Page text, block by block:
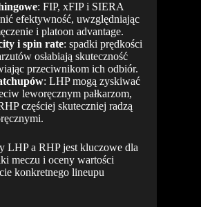
: FIP, xFIP i SIERA
efektywność, uwzględniając
i platoon advantage.
i spin rate: spadki prędkości
osłabiają skuteczność
przeciwnikom ich odbiór.
: LHP mogą zyskiwać
leworęcznym pałkarzom,
częściej skuteczniej radzą
LHP a RHP jest kluczowe dla
meczu i oceny wartości
konkretnego lineupu